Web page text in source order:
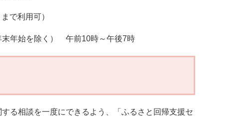
で利用可）
始を除く） 午前10時～午後7時
相談を一度にできるよう、「ふるさと回帰支援セ